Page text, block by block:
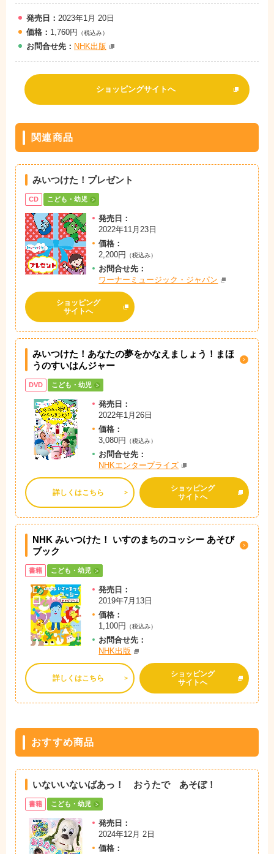
発売日： 2023年1月 20日
価格： 1,760円 （税込み）
お問合せ先： NHK出版
ショッピングサイトへ
関連商品
みいつけた！プレゼント
CD こども・幼児
発売日：
2022年11月23日
価格：
2,200円
（税込み）
お問合せ先：
ワーナーミュージック・ジャパン
ショッピング
サイトへ
みいつけた！あなたの夢をかなえましょう！まほ
うのすいはんジャー
DVD こども・幼児
発売日：
2022年1月26日
価格：
3,080円
（税込み）
お問合せ先：
NHKエンタープライズ
詳しくはこちら
ショッピング
サイトへ
NHK みいつけた！ いすのまちのコッシー あそび
ブック
書籍 こども・幼児
発売日：
2019年7月13日
価格：
1,100円
（税込み）
お問合せ先：
NHK出版
詳しくはこちら
ショッピング
サイトへ
おすすめ商品
いないいないばあっ！ おうたで あそぼ！
書籍 こども・幼児
発売日：
2024年12月 2日
価格：